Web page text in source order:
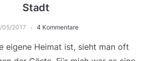
Stadt
05/2017 4 Kommentare
eigene Heimat ist, sieht man oft